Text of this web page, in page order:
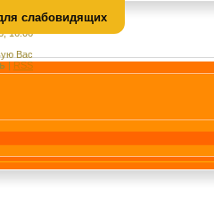
слабовидящих
16:06
Вас
|RSS